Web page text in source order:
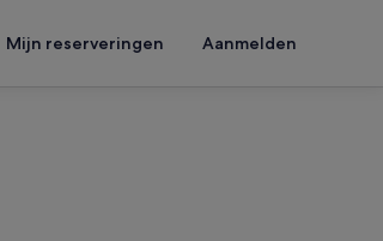
Mijn reserveringen Aanmelden